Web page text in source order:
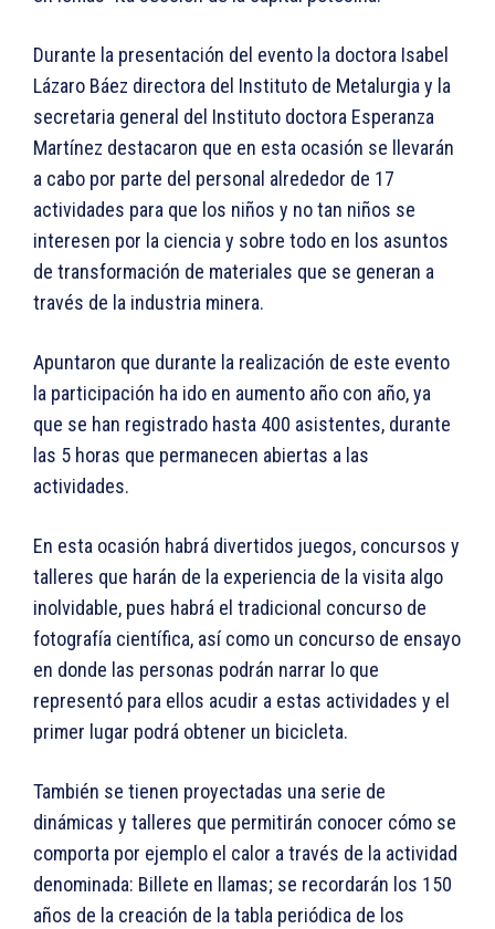
Durante la presentación del evento la doctora Isabel
Lázaro Báez directora del Instituto de Metalurgia y la
secretaria general del Instituto doctora Esperanza
Martínez destacaron que en esta ocasión se llevarán
a cabo por parte del personal alrededor de 17
actividades para que los niños y no tan niños se
interesen por la ciencia y sobre todo en los asuntos
de transformación de materiales que se generan a
través de la industria minera.
Apuntaron que durante la realización de este evento
la participación ha ido en aumento año con año, ya
que se han registrado hasta 400 asistentes, durante
las 5 horas que permanecen abiertas a las
actividades.
En esta ocasión habrá divertidos juegos, concursos y
talleres que harán de la experiencia de la visita algo
inolvidable, pues habrá el tradicional concurso de
fotografía científica, así como un concurso de ensayo
en donde las personas podrán narrar lo que
representó para ellos acudir a estas actividades y el
primer lugar podrá obtener un bicicleta.
También se tienen proyectadas una serie de
dinámicas y talleres que permitirán conocer cómo se
comporta por ejemplo el calor a través de la actividad
denominada: Billete en llamas; se recordarán los 150
años de la creación de la tabla periódica de los